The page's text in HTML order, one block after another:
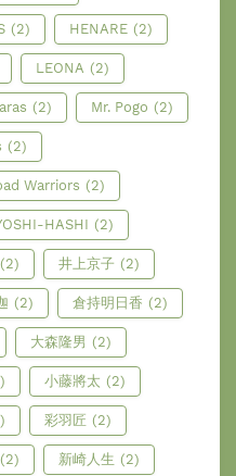
(2) HENARE (2)
LEONA (2)
(2) Mr. Pogo (2)
(2)
Warriors (2)
HASHI (2)
(2) 井上京子 (2)
(2) 倉持明日香 (2)
大森隆男 (2)
小藤將太 (2)
彩羽匠 (2)
(2) 新崎人生 (2)